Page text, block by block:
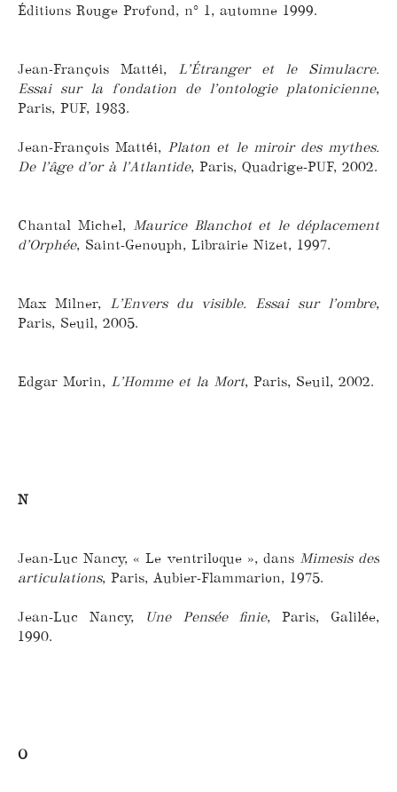
Éditions Rouge Profond, n° 1, automne 1999.
Jean-François Mattéi,
L’Étranger et le Simulacre.
Essai sur la fondation de l’ontologie platonicienne,
Paris, PUF, 1983.
Jean-François Mattéi, Platon et le miroir des mythes.
De l’âge d’or à l’Atlantide, Paris, Quadrige-PUF, 2002.
Chantal Michel, Maurice Blanchot et le déplacement
d’Orphée, Saint-Genouph, Librairie Nizet, 1997.
Max Milner, L’Envers du visible. Essai sur l’ombre,
Paris, Seuil, 2005.
Edgar Morin, L’Homme et la Mort, Paris, Seuil, 2002.
N
Jean-Luc Nancy, « Le ventriloque », dans Mimesis des
articulations, Paris, Aubier-Flammarion, 1975.
Jean-Luc Nancy, Une Pensée finie, Paris, Galilée,
1990.
O